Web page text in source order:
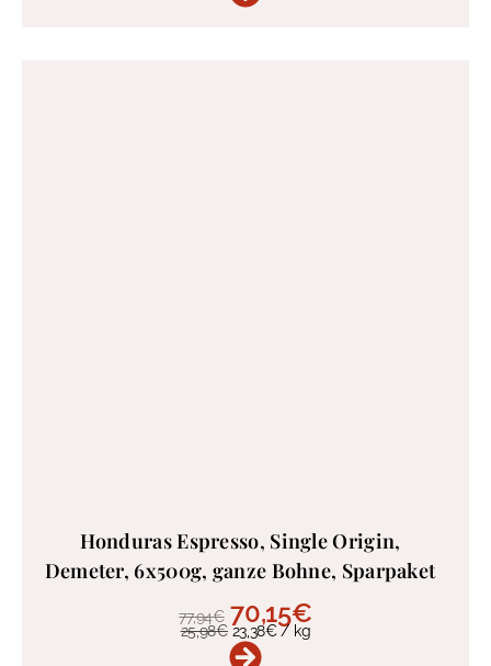
Honduras Espresso, Single Origin,
Demeter, 6x500g, ganze Bohne, Sparpaket
77,94€ 70,15€
25,98€ 23,38€/ kg